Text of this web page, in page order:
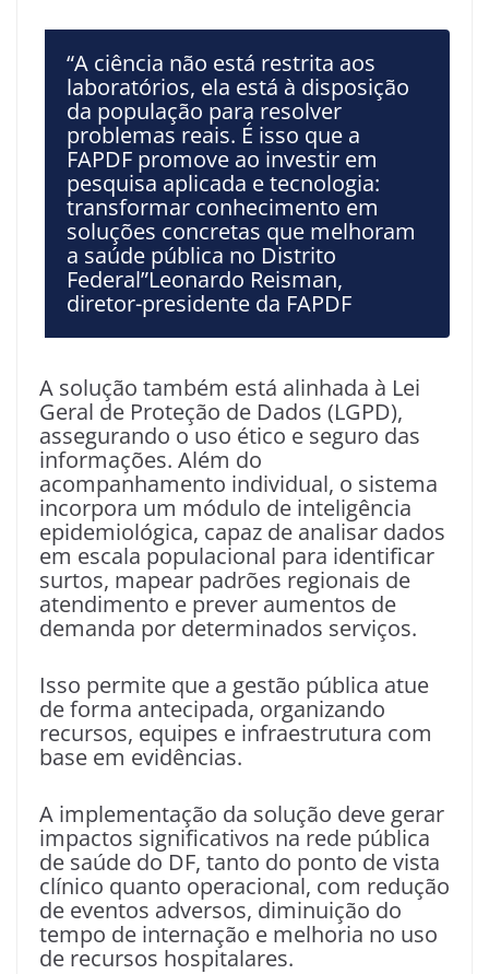
“A ciência não está restrita aos
laboratórios, ela está à disposição
da população para resolver
problemas reais. É isso que a
FAPDF promove ao investir em
pesquisa aplicada e tecnologia:
transformar conhecimento em
soluções concretas que melhoram
a saúde pública no Distrito
Federal”Leonardo Reisman,
diretor-presidente da FAPDF
A solução também está alinhada à Lei
Geral de Proteção de Dados (LGPD),
assegurando o uso ético e seguro das
informações. Além do
acompanhamento individual, o sistema
incorpora um módulo de inteligência
epidemiológica, capaz de analisar dados
em escala populacional para identificar
surtos, mapear padrões regionais de
atendimento e prever aumentos de
demanda por determinados serviços.
Isso permite que a gestão pública atue
de forma antecipada, organizando
recursos, equipes e infraestrutura com
base em evidências.
A implementação da solução deve gerar
impactos significativos na rede pública
de saúde do DF, tanto do ponto de vista
clínico quanto operacional, com redução
de eventos adversos, diminuição do
tempo de internação e melhoria no uso
de recursos hospitalares.